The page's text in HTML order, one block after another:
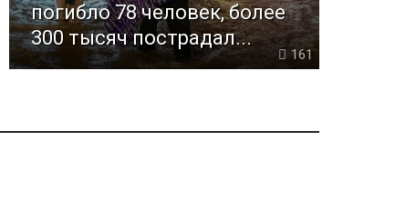
погибло 78 человек, более
300 тысяч пострадал...
161